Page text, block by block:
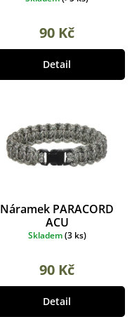
90 Kč
Detail
Náramek PARACORD
ACU
Skladem(3 ks)
90 Kč
Detail